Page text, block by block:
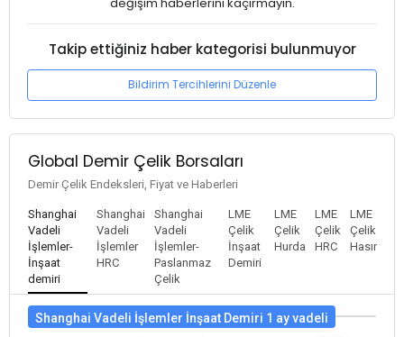
Takip ettiğiniz haber kategorisi bulunmuyor
Bildirim Tercihlerini Düzenle
Global Demir Çelik Borsaları
Demir Çelik Endeksleri, Fiyat ve Haberleri
Shanghai
Vadeli
İşlemler-
İnşaat
demiri
Shanghai
Vadeli
İşlemler
HRC
Shanghai
Vadeli
İşlemler-
Paslanmaz
Çelik
LME
Çelik
İnşaat
Demiri
LME
Çelik
Hurda
LME
Çelik
HRC
LME
Çelik
Hasır
Shanghai Vadeli İşlemler İnşaat Demiri 1 ay vadeli